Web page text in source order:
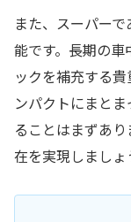
また、スーパー
能です。長期の
ックを補充する
ンパクトにまと
ることはまずあ
在を実現しましょ